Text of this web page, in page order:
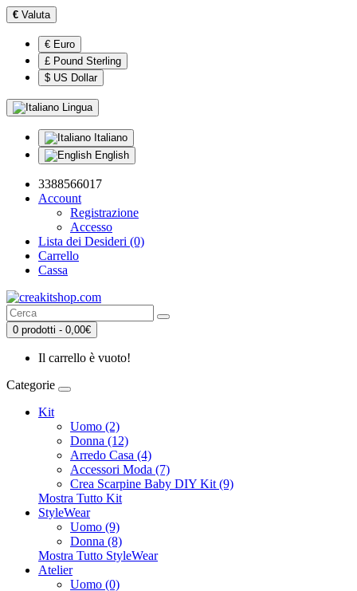
€ Valuta
€ Euro
£ Pound Sterling
$ US Dollar
Lingua
Italiano
English
3388566017
Account
Registrazione
Accesso
Lista dei Desideri (0)
Carrello
Cassa
0 prodotti - 0,00€
Il carrello è vuoto!
Categorie
Kit
Uomo (2)
Donna (12)
Arredo Casa (4)
Accessori Moda (7)
Crea Scarpine Baby DIY Kit (9)
Mostra Tutto Kit
StyleWear
Uomo (9)
Donna (8)
Mostra Tutto StyleWear
Atelier
Uomo (0)